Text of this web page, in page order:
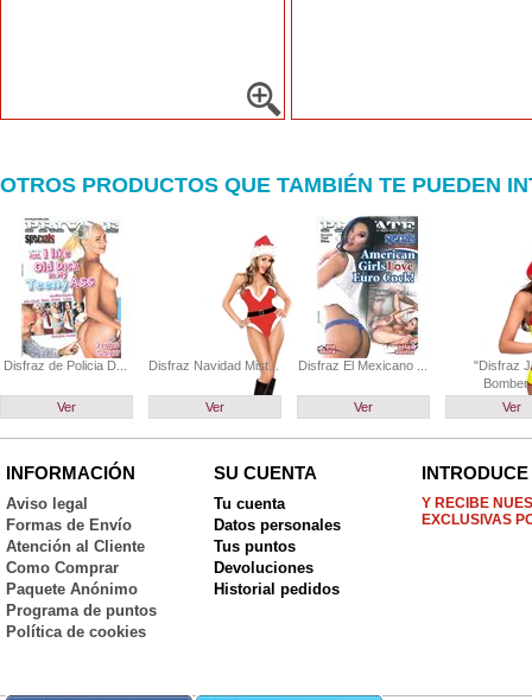
OTROS PRODUCTOS QUE TAMBIÉN TE PUEDEN
Disfraz de Policia D...
Ver
Disfraz Navidad Mist...
Ver
Disfraz El Mexicano ...
Ver
"Disfraz
Ver
INFORMACIÓN
Aviso legal
Formas de Envío
Atención al Cliente
Como Comprar
Paquete Anónimo
Programa de puntos
Política de cookies
SU CUENTA
Tu cuenta
Datos personales
Tus puntos
Devoluciones
Historial pedidos
Y RECIBE
EXCLUSIVAS